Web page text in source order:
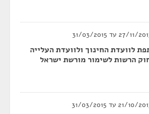
לוועדת החינוך ולוועדת העלייה
הרשות לשימור מורשת ישראל